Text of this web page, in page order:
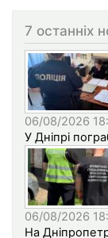
7 останніх
06/08/2026
У Дніпрі
06/08/2026
На